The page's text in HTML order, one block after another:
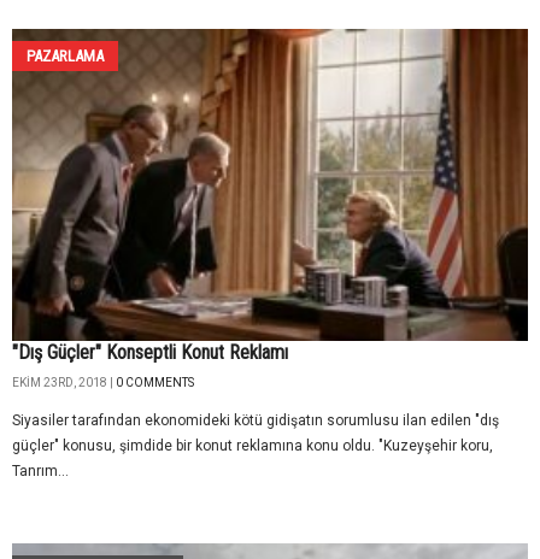
PAZARLAMA
"Dış Güçler" Konseptli Konut Reklamı
EKIM 23RD, 2018 | 0 COMMENTS
Siyasiler tarafından ekonomideki kötü gidişatın sorumlusu ilan edilen "dış
güçler" konusu, şimdide bir konut reklamına konu oldu. "Kuzeyşehir koru,
Tanrım...